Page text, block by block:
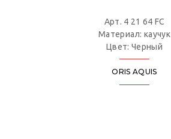
Арт. 4 21 64 FC
Материал: каучук
Цвет: Черный
ORIS AQUIS